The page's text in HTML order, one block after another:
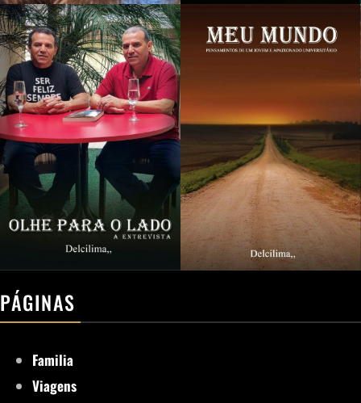
PÁGINAS
Familia
Viagens